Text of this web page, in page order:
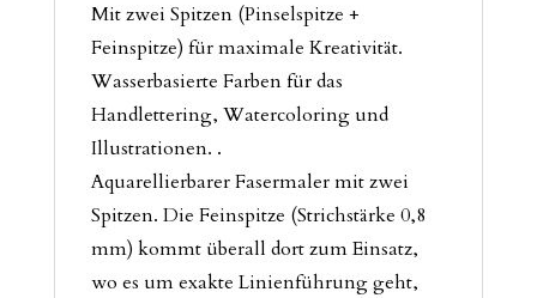
Mit zwei Spitzen (Pinselspitze +
Feinspitze) für maximale Kreativität.
Wasserbasierte Farben für das
Handlettering, Watercoloring und
Illustrationen. .
Aquarellierbarer Fasermaler mit zwei
Spitzen. Die Feinspitze (Strichstärke 0,8
mm) kommt überall dort zum Einsatz,
wo es um exakte Linienführung geht,